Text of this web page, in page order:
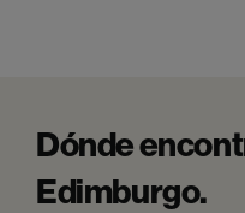
Dónde
Edimburgo.